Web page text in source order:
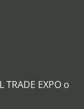
EXPO o